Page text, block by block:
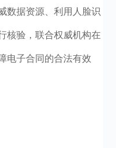
数据资源、利用人脸识
核验，联合权威机构在
电子合同的合法有效